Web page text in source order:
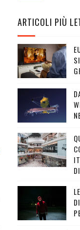
ARTICOLI PIÙ